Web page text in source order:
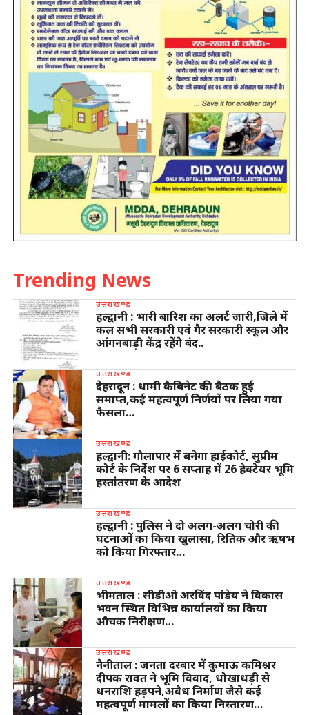
Trending News
उत्तराखण्ड
हल्द्वानी : भारी बारिश का अलर्ट जारी,जिले में
कल सभी सरकारी एवं गैर सरकारी स्कूल और
आंगनबाड़ी केंद्र रहेंगे बंद..
उत्तराखण्ड
देहरादून : धामी कैबिनेट की बैठक हुई
समाप्त,कई महत्वपूर्ण निर्णयों पर लिया गया
फैसला…
उत्तराखण्ड
हल्द्वानी: गौलापार में बनेगा हाईकोर्ट, सुप्रीम
कोर्ट के निर्देश पर 6 सप्ताह में 26 हेक्टेयर भूमि
हस्तांतरण के आदेश
उत्तराखण्ड
हल्द्वानी : पुलिस ने दो अलग-अलग चोरी की
घटनाओं का किया खुलासा, रितिक और ऋषभ
को किया गिरफ्तार…
उत्तराखण्ड
भीमताल : सीडीओ अरविंद पांडेय ने विकास
भवन स्थित विभिन्न कार्यालयों का किया
औचक निरीक्षण…
उत्तराखण्ड
नैनीताल : जनता दरबार में कुमाऊ कमिश्नर
दीपक रावत ने भूमि विवाद, धोखाधड़ी से
धनराशि हड़पने,अवैध निर्माण जैसे कई
महत्वपूर्ण मामलों का किया निस्तारण…